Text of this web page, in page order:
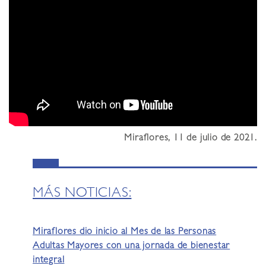
Miraflores, 11 de julio de 2021.
MÁS NOTICIAS:
Miraflores dio inicio al Mes de las Personas
Adultas Mayores con una jornada de bienestar
integral